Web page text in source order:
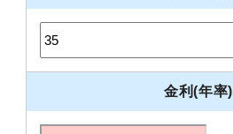
金利(年率)